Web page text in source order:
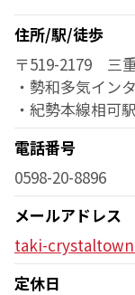
住所/駅/徒歩
〒519-2179 三
・勢和多気イン
・紀勢本線相可
電話番号
0598-20-8896
メールアドレス
taki-
定休日